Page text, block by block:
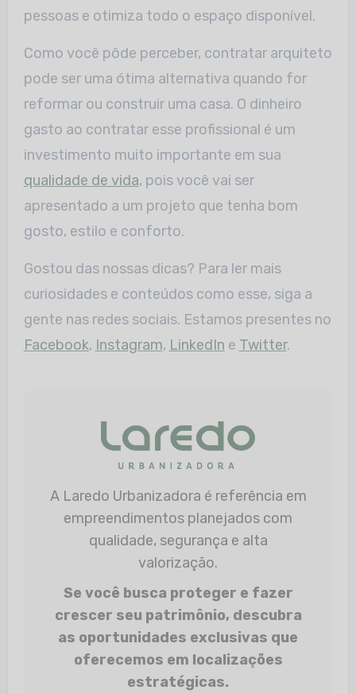
pessoas e otimiza todo o espaço disponível.
Como você pôde perceber, contratar arquiteto
pode ser uma ótima alternativa quando for
reformar ou construir uma casa. O dinheiro
gasto ao contratar esse profissional é um
investimento muito importante em sua
qualidade de vida, pois você vai ser
apresentado a um projeto que tenha bom
gosto, estilo e conforto.
Gostou das nossas dicas? Para ler mais
curiosidades e conteúdos como esse, siga a
gente nas redes sociais. Estamos presentes no
Facebook, Instagram, LinkedIn e Twitter.
A Laredo Urbanizadora é referência em
empreendimentos planejados com
qualidade, segurança e alta
valorização.
Se você busca proteger e fazer
crescer seu patrimônio, descubra
as oportunidades exclusivas que
oferecemos em localizações
estratégicas.